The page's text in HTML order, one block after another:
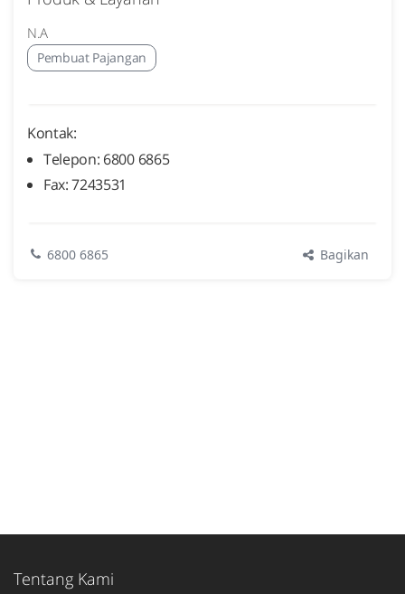
N.A
Pembuat Pajangan
Kontak:
Telepon: 6800 6865
Fax: 7243531
6800 6865 Bagikan
Tentang Kami